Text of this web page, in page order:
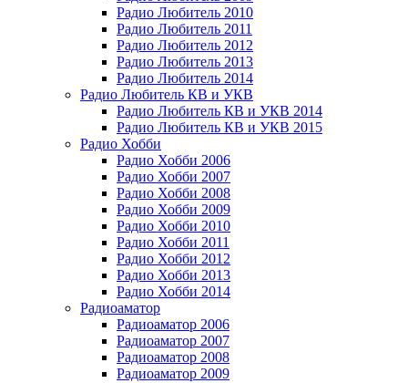
Радио Любитель 2010
Радио Любитель 2011
Радио Любитель 2012
Радио Любитель 2013
Радио Любитель 2014
Радио Любитель КВ и УКВ
Радио Любитель КВ и УКВ 2014
Радио Любитель КВ и УКВ 2015
Радио Хобби
Радио Хобби 2006
Радио Хобби 2007
Радио Хобби 2008
Радио Хобби 2009
Радио Хобби 2010
Радио Хобби 2011
Радио Хобби 2012
Радио Хобби 2013
Радио Хобби 2014
Радиоаматор
Радиоаматор 2006
Радиоаматор 2007
Радиоаматор 2008
Радиоаматор 2009